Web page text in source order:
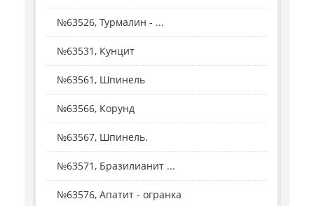
№63526, Турмалин - ...
№63531, Кунцит
№63561, Шпинель
№63566, Корунд
№63567, Шпинель.
№63571, Бразилианит ...
№63576, Апатит - огранка